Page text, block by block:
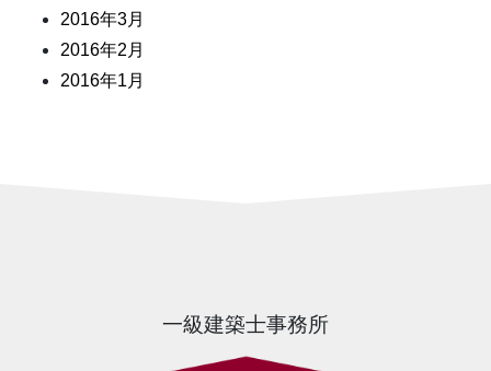
2016年3月
2016年2月
2016年1月
一級建築士事務所